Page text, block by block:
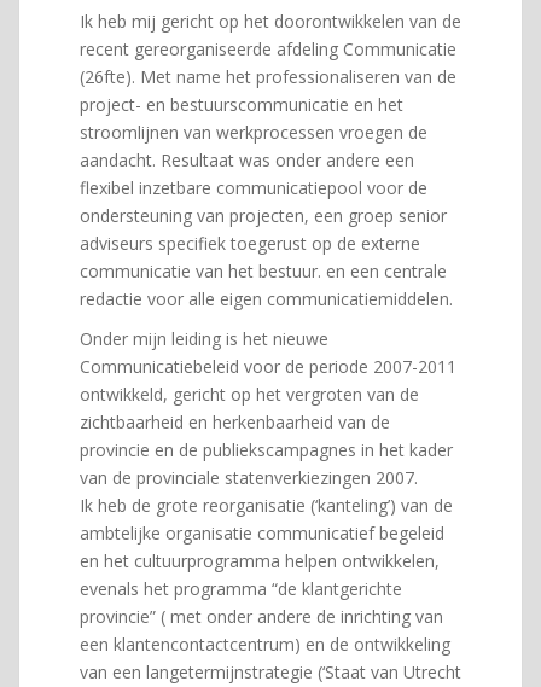
Ik heb mij gericht op het doorontwikkelen van de
recent gereorganiseerde afdeling Communicatie
(26fte). Met name het professionaliseren van de
project- en bestuurscommunicatie en het
stroomlijnen van werkprocessen vroegen de
aandacht. Resultaat was onder andere een
flexibel inzetbare communicatiepool voor de
ondersteuning van projecten, een groep senior
adviseurs specifiek toegerust op de externe
communicatie van het bestuur. en een centrale
redactie voor alle eigen communicatiemiddelen.
Onder mijn leiding is het nieuwe
Communicatiebeleid voor de periode 2007-2011
ontwikkeld, gericht op het vergroten van de
zichtbaarheid en herkenbaarheid van de
provincie en de publiekscampagnes in het kader
van de provinciale statenverkiezingen 2007.
Ik heb de grote reorganisatie (‘kanteling’) van de
ambtelijke organisatie communicatief begeleid
en het cultuurprogramma helpen ontwikkelen,
evenals het programma “de klantgerichte
provincie” ( met onder andere de inrichting van
een klantencontactcentrum) en de ontwikkeling
van een langetermijnstrategie (‘Staat van Utrecht